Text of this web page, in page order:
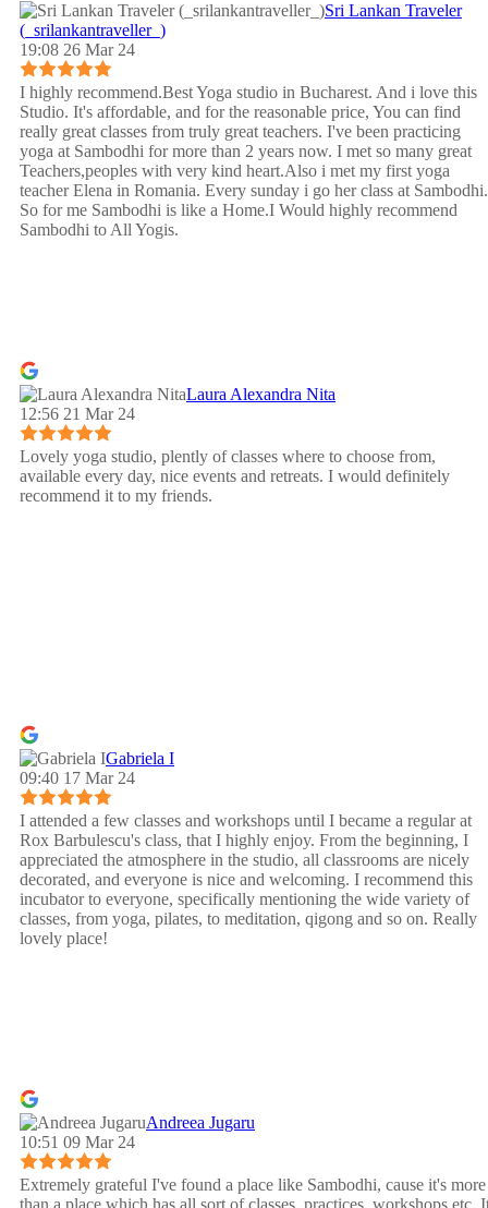
Sri Lankan Traveler
(_srilankantraveller_)
19:08 26 Mar 24
I highly recommend.Best Yoga studio in Bucharest. And i love this
Studio. It's affordable, and for the reasonable price, You can find
really great classes from truly great teachers. I've been practicing
yoga at Sambodhi for more than 2 years now. I met so many great
Teachers,peoples with very kind heart.Also i met my first yoga
teacher Elena in Romania. Every sunday i go her class at Sambodhi.
So for me Sambodhi is like a Home.I Would highly recommend
Sambodhi to All Yogis.
Laura Alexandra Nita
12:56 21 Mar 24
Lovely yoga studio, plently of classes where to choose from,
available every day, nice events and retreats. I would definitely
recommend it to my friends.
Gabriela I
09:40 17 Mar 24
I attended a few classes and workshops until I became a regular at
Rox Barbulescu's class, that I highly enjoy. From the beginning, I
appreciated the atmosphere in the studio, all classrooms are nicely
decorated, and everyone is nice and welcoming. I recommend this
incubator to everyone, specifically mentioning the wide variety of
classes, from yoga, pilates, to meditation, qigong and so on. Really
lovely place!
Andreea Jugaru
10:51 09 Mar 24
Extremely grateful I've found a place like Sambodhi, cause it's more
than a place which has all sort of classes, practices, workshops etc.